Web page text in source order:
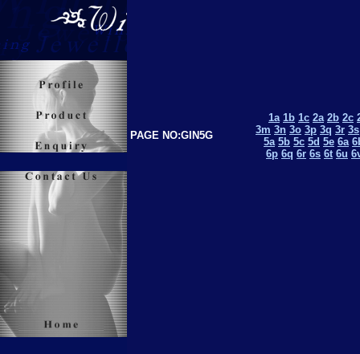
PAGE NO:GIN5G
1a 1b 1c 2a 2b 2c
3m 3n 3o 3p 3q 3r 3s
5a 5b 5c 5d 5e 6a
6p 6q 6r 6s 6t 6u